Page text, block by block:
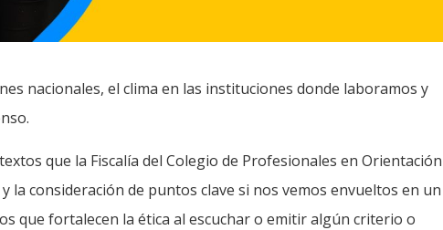
nacionales, el clima en las instituciones donde laboramos y
que la Fiscalía del Colegio de Profesionales en Orientación
la consideración de puntos clave si nos vemos envueltos en un
que fortalecen la ética al escuchar o emitir algún criterio o